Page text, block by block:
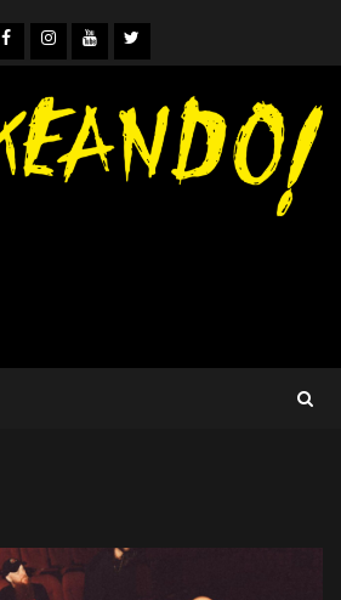
Facebook
Instagram
YouTube
Twitter